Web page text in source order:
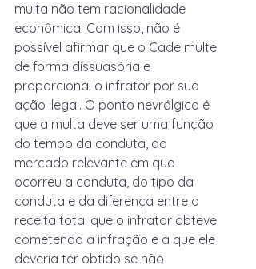
multa não tem racionalidade
econômica. Com isso, não é
possível afirmar que o Cade multe
de forma dissuasória e
proporcional o infrator por sua
ação ilegal. O ponto nevrálgico é
que a multa deve ser uma função
do tempo da conduta, do
mercado relevante em que
ocorreu a conduta, do tipo da
conduta e da diferença entre a
receita total que o infrator obteve
cometendo a infração e a que ele
deveria ter obtido se não